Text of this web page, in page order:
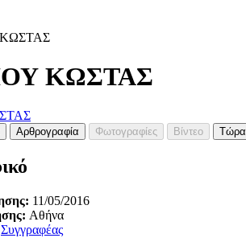
ΚΩΣΤΑΣ
Αρθρογραφία Φωτογραφίες Βίντεο Τώρα
11/05/2016
Αθήνα
Συγγραφέας